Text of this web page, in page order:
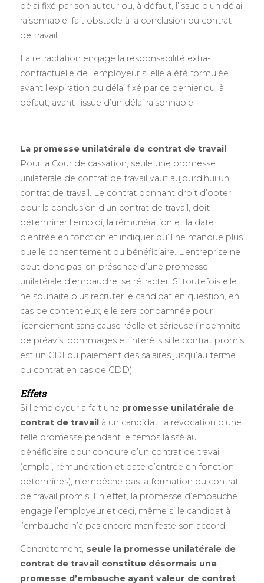
délai fixé par son auteur ou, à défaut, l’issue d’un délai
raisonnable, fait obstacle à la conclusion du contrat
de travail.
La rétractation engage la responsabilité extra-
contractuelle de l’employeur si elle a été formulée
avant l’expiration du délai fixé par ce dernier ou, à
défaut, avant l’issue d’un délai raisonnable.
La promesse unilatérale de contrat de travail
Pour la Cour de cassation, seule une promesse
unilatérale de contrat de travail vaut aujourd’hui un
contrat de travail. Le contrat donnant droit d’opter
pour la conclusion d’un contrat de travail, doit
déterminer l’emploi, la rémunération et la date
d’entrée en fonction et indiquer qu’il ne manque plus
que le consentement du bénéficiaire. L’entreprise ne
peut donc pas, en présence d’une promesse
unilatérale d’embauche, se rétracter. Si toutefois elle
ne souhaite plus recruter le candidat en question, en
cas de contentieux, elle sera condamnée pour
licenciement sans cause réelle et sérieuse (indemnité
de préavis, dommages et intérêts si le contrat promis
est un CDI ou paiement des salaires jusqu’au terme
du contrat en cas de CDD).
Effets
Si l’employeur a fait une promesse unilatérale de
contrat de travail à un candidat, la révocation d’une
telle promesse pendant le temps laissé au
bénéficiaire pour conclure d’un contrat de travail
(emploi, rémunération et date d’entrée en fonction
déterminés), n’empêche pas la formation du contrat
de travail promis. En effet, la promesse d’embauche
engage l’employeur et ceci, même si le candidat à
l’embauche n’a pas encore manifesté son accord.
Concrètement, seule la promesse unilatérale de
contrat de travail constitue désormais une
promesse d’embauche ayant valeur de contrat